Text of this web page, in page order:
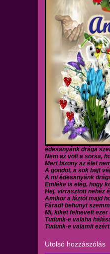
édesanyánk drága
Nem az volt a sorsa,
Mert bizony az élet
A gondot, a sok bajt
A mi édesanyánk
Emléke is elég, hogy
Hej, virrasztott nehéz
Amikor a láztól majd
Fáradt behunyt
Mi, kiket felnevelt ezer
Tudunk-e valaha
Tudunk-e valamit
Utolsó hozzászólás